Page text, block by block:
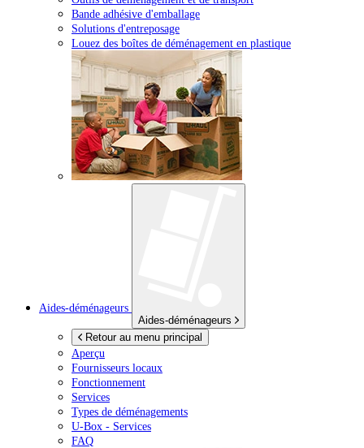
Bande adhésive d'emballage
Solutions d'entreposage
Louez des boîtes de déménagement en plastique
Aides-déménageurs
Aides-déménageurs
Retour au menu principal
Aperçu
Fournisseurs locaux
Fonctionnement
Services
Types de déménagements
U-Box - Services
FAQ